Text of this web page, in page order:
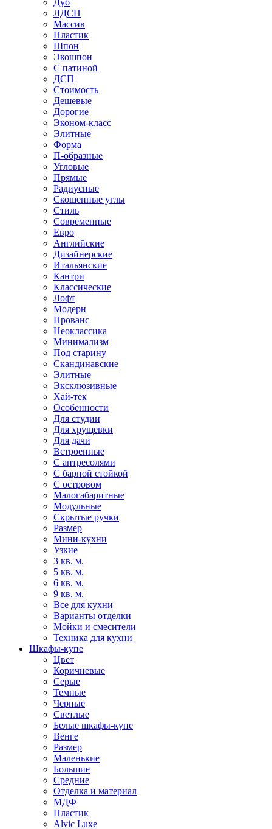
Дуб
ЛДСП
Массив
Пластик
Шпон
Экошпон
С патиной
ДСП
Стоимость
Дешевые
Дорогие
Эконом-класс
Элитные
Форма
П-образные
Угловые
Прямые
Радиусные
Скошенные углы
Стиль
Современные
Евро
Английские
Дизайнерские
Итальянские
Кантри
Классические
Лофт
Модерн
Прованс
Неоклассика
Минимализм
Под старину
Скандинавские
Элитные
Эксклюзивные
Хай-тек
Особенности
Для студии
Для хрущевки
Для дачи
Встроенные
С антресолями
С барной стойкой
С островом
Малогабаритные
Модульные
Скрытые ручки
Размер
Мини-кухни
Узкие
3 кв. м.
5 кв. м.
6 кв. м.
9 кв. м.
Все для кухни
Варианты отделки
Мойки и смесители
Техника для кухни
Шкафы-купе
Цвет
Коричневые
Серые
Темные
Черные
Светлые
Белые шкафы-купе
Венге
Размер
Маленькие
Большие
Средние
Отделка и материал
МДФ
Пластик
Alvic Luxe